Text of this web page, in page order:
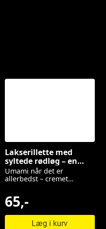
Lakserillette med
syltede rødløg – en
frisk forret til din
næste festmenu
Umami når det er
allerbedst – cremet
eller pocheret laks, frisk
citron og sprød salat,
toppet med syltede
rødløg, cherrytomat og
65,-
Læg i kurv